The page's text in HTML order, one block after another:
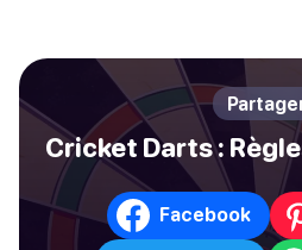
Cricket Darts :
Facebook